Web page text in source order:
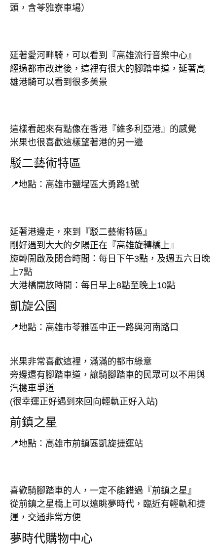
頭，含苓雅寮車場）
延著愛河畔騎，可以看到『高雄流行音樂中心』
經過都市改建後，這裡有很大的腳踏車道，延著高
雄港騎可以看到很多美景
這樣看起來有點像在香港『維多利亞港』的感覺
米果也很喜歡這樣望著港的另一邊
駁二藝術特區
📍地點：高雄市鹽埕區大勇路1號
延著港邊走，來到『駁二藝術特區』
剛好遇到大大的夕陽正在『高雄旋轉橋上』
旋轉開啟及閉合時間：每日下午3點，及週五六日晚
上7點
大港橋開放時間：每日早上8點至晚上10點
凱旋公園
📍地點：高雄市苓雅區中正一路與河南路口
米果非常喜歡這裡，滿滿的都市綠意
旁邊還有腳踏車道，讓騎腳踏車的民眾可以不用與
汽機車爭道
(很幸運正好遇到來回向輕軌正好入站)
前鎮之星
📍地點：高雄市前鎮區凱旋捷運站
喜歡騎腳踏車的人，一定不能錯過『前鎮之星』
從前鎮之星橋上可以遠眺夢時代，臨近有輕軌和捷
運，交通非常方便
夢時代購物中心